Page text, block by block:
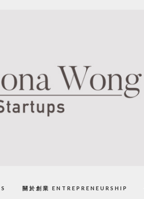
關於創業 ENTREPRENEURSHIP